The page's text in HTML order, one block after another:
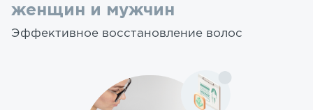
женщин и мужчин
Эффективное восстановление волос